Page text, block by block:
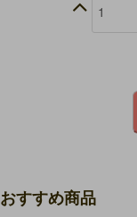
おすすめ商品